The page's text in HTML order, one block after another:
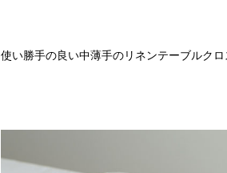
使い勝手の良い中薄手のリネンテーブルク